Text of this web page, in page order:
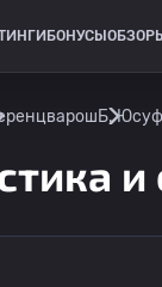
БОНУСЫ ОБЗОРЫ
Б. Юсуф
и